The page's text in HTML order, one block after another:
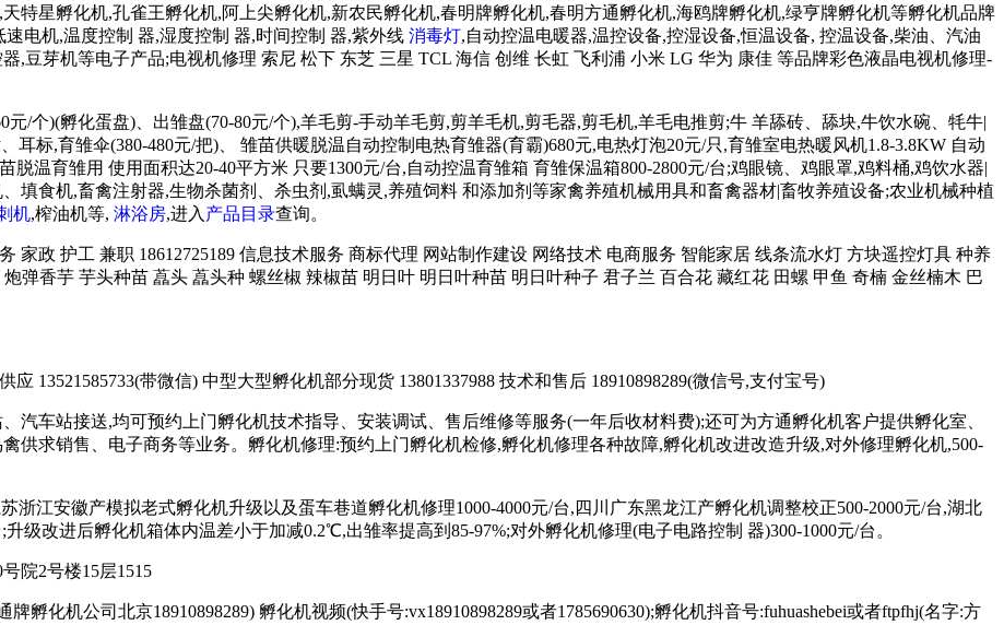
特星孵化机,孔雀王孵化机,阿上尖孵化机,新农民孵化机,春明牌孵化机,春明方通孵化机,海鸥牌孵化机,绿亨牌孵化机等孵化机品牌
速电机,温度控制 器,湿度控制 器,时间控制 器,紫外线 消毒灯,自动控温电暖器,温控设备,控湿设备,恒温设备, 控温设备,柴油、汽油
,豆芽机等电子产品;电视机修理 索尼 松下 东芝 三星 TCL 海信 创维 长虹 飞利浦 小米 LG 华为 康佳 等品牌彩色液晶电视机修理-
/个)(孵化蛋盘)、出雏盘(70-80元/个),羊毛剪-手动羊毛剪,剪羊毛机,剪毛器,剪毛机,羊毛电推剪;牛 羊舔砖、舔块,牛饮水碗、牦牛|
耳标,育雏伞(380-480元/把)、 雏苗供暖脱温自动控制电热育雏器(育霸)680元,电热灯泡20元/只,育雏室电热暖风机1.8-3.8KW 自动
温育雏用 使用面积达20-40平方米 只要1300元/台,自动控温育雏箱 育雏保温箱800-2800元/台;鸡眼镜、鸡眼罩,鸡料桶,鸡饮水器|
填食机,畜禽注射器,生物杀菌剂、杀虫剂,虱螨灵,养殖饲料 和添加剂等家禽养殖机械用具和畜禽器材|畜牧养殖设备;农业机械种植
机,榨油机等, 淋浴房,进入 产品目录查询。
家政 护工 兼职 18612725189 信息技术服务 商标代理 网站制作建设 网络技术 电商服务 智能家居 线条流水灯 方块遥控灯具 种养
弹香芋 芋头种苗 藠头 藠头种 螺丝椒 辣椒苗 明日叶 明日叶种苗 明日叶种子 君子兰 百合花 藏红花 田螺 甲鱼 奇楠 金丝楠木 巴
13521585733(带微信) 中型大型孵化机部分现货 13801337988 技术和售后 18910898289(微信号,支付宝号)
汽车站接送,均可预约上门孵化机技术指导、安装调试、售后维修等服务(一年后收材料费);还可为方通孵化机客户提供孵化室、
供求销售、电子商务等业务。孵化机修理:预约上门孵化机检修,孵化机修理各种故障,孵化机改进改造升级,对外修理孵化机,500-
浙江安徽产模拟老式孵化机升级以及蛋车巷道孵化机修理1000-4000元/台,四川广东黑龙江产孵化机调整校正500-2000元/台,湖北
级改进后孵化机箱体内温差小于加减0.2℃,出雏率提高到85-97%;对外孵化机修理(电子电路控制 器)300-1000元/台。
院2号楼15层1515
孵化机公司北京18910898289) 孵化机视频(快手号:vx18910898289或者1785690630);孵化机抖音号:fuhuashebei或者ftpfhj(名字:方